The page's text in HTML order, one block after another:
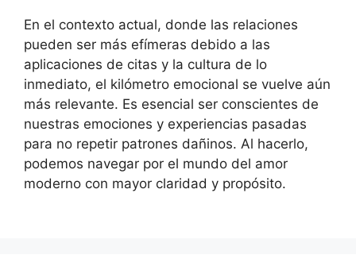
En el contexto actual, donde las relaciones
pueden ser más efímeras debido a las
aplicaciones de citas y la cultura de lo
inmediato, el kilómetro emocional se vuelve aún
más relevante. Es esencial ser conscientes de
nuestras emociones y experiencias pasadas
para no repetir patrones dañinos. Al hacerlo,
podemos navegar por el mundo del amor
moderno con mayor claridad y propósito.